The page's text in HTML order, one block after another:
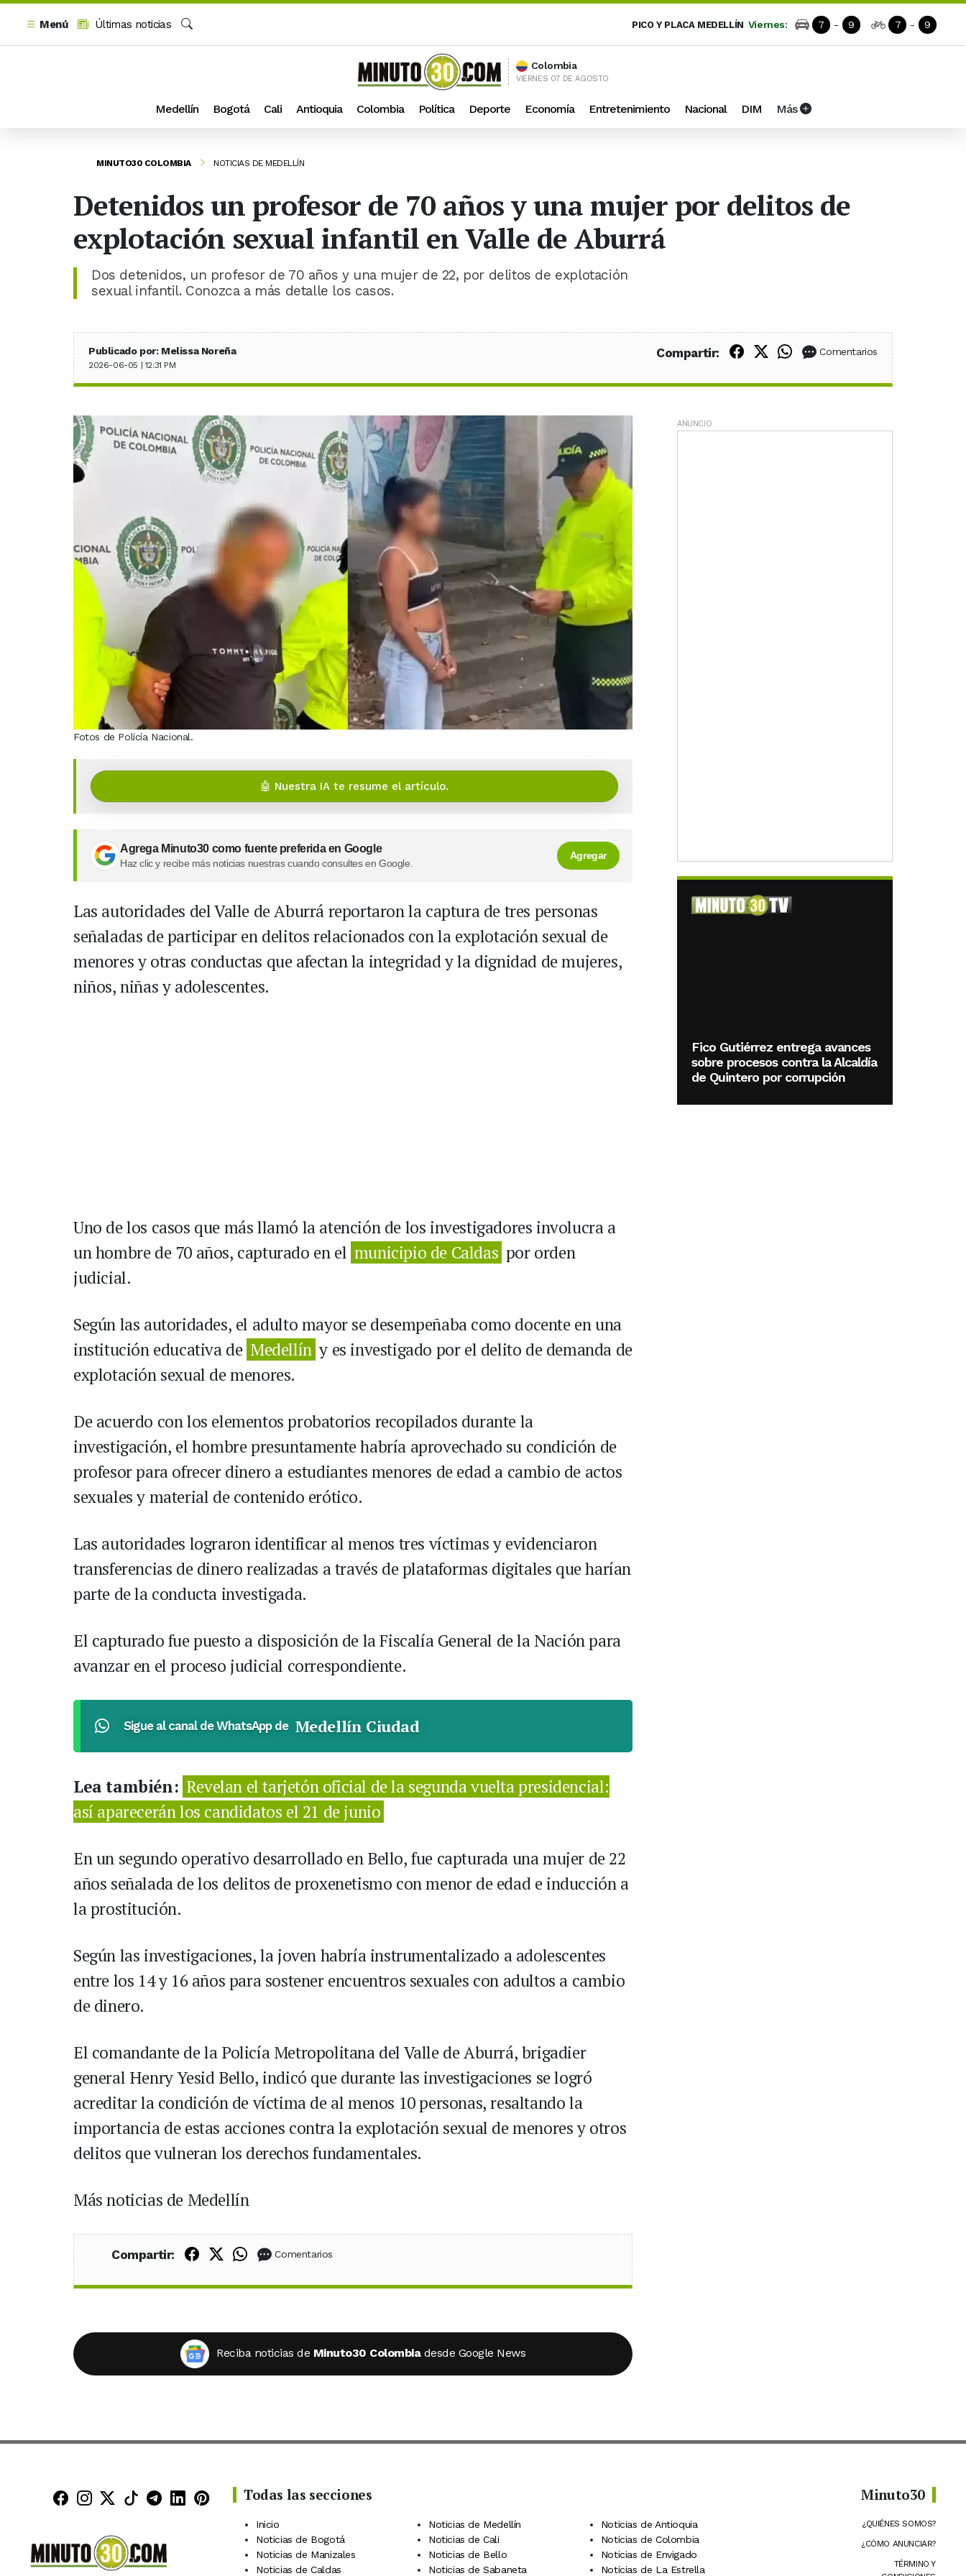
Menú
Últimas noticias
PICO Y PLACA MEDELLÍN Viernes: 7 - 9 7 - 9
Colombia
VIERNES 07 DE AGOSTO
Medellín Bogotá Cali Antioquia Colombia Política Deporte Economía Entretenimiento Nacional DIM Más
MINUTO30 COLOMBIA NOTICIAS DE MEDELLÍN
Detenidos un profesor de 70 años y una mujer por delitos de
explotación sexual infantil en Valle de Aburrá
Dos detenidos, un profesor de 70 años y una mujer de 22, por delitos de explotación
sexual infantil. Conozca a más detalle los casos.
Publicado por: Melissa Noreña
2026-06-05 | 12:31 PM
Compartir: Compartir en Facebook
Compartir en X (Twitter)
Compartir en WhatsApp
Comentarios
Fotos de Policía Nacional.
🤖 Nuestra IA te resume el artículo.
Agrega Minuto30 como fuente preferida en Google
Haz clic y recibe más noticias nuestras cuando consultes en Google.
Agregar
Las autoridades del Valle de Aburrá reportaron la captura de tres personas
señaladas de participar en delitos relacionados con la explotación sexual de
menores y otras conductas que afectan la integridad y la dignidad de mujeres,
niños, niñas y adolescentes.
Uno de los casos que más llamó la atención de los investigadores involucra a
un hombre de 70 años, capturado en el municipio de Caldas por orden
judicial.
Según las autoridades, el adulto mayor se desempeñaba como docente en una
institución educativa de Medellín y es investigado por el delito de demanda de
explotación sexual de menores.
De acuerdo con los elementos probatorios recopilados durante la
investigación, el hombre presuntamente habría aprovechado su condición de
profesor para ofrecer dinero a estudiantes menores de edad a cambio de actos
sexuales y material de contenido erótico.
Las autoridades lograron identificar al menos tres víctimas y evidenciaron
transferencias de dinero realizadas a través de plataformas digitales que harían
parte de la conducta investigada.
El capturado fue puesto a disposición de la Fiscalía General de la Nación para
avanzar en el proceso judicial correspondiente.
Sigue al canal de WhatsApp de Medellín Ciudad
Lea también: Revelan el tarjetón oficial de la segunda vuelta presidencial:
así aparecerán los candidatos el 21 de junio
En un segundo operativo desarrollado en Bello, fue capturada una mujer de 22
años señalada de los delitos de proxenetismo con menor de edad e inducción a
la prostitución.
Según las investigaciones, la joven habría instrumentalizado a adolescentes
entre los 14 y 16 años para sostener encuentros sexuales con adultos a cambio
de dinero.
El comandante de la Policía Metropolitana del Valle de Aburrá, brigadier
general Henry Yesid Bello, indicó que durante las investigaciones se logró
acreditar la condición de víctima de al menos 10 personas, resaltando la
importancia de estas acciones contra la explotación sexual de menores y otros
delitos que vulneran los derechos fundamentales.
Más noticias de Medellín
Compartir: Compartir en Facebook
Compartir en X (Twitter)
Compartir en WhatsApp
Comentarios
Reciba noticias de Minuto30 Colombia desde Google News
ANUNCIO
Fico Gutiérrez entrega avances
sobre procesos contra la Alcaldía
de Quintero por corrupción
Minuto30 en Facebook
Minuto30 en Instagram
Minuto30 en X (Twitter)
Minuto30 en TikTok
Canal de Minuto30 en Telegram
Minuto30 en LinkedIn
Minuto30 en Pinterest
Todas las secciones
Inicio Noticias de Medellín
Noticias de Antioquia
Noticias de Bogotá
Noticias de Cali
Noticias de Colombia
Noticias de Manizales
Noticias de Bello
Noticias de Envigado
Noticias de Caldas
Noticias de Sabaneta Noticias de La Estrella
Minuto30
¿QUIÉNES SOMOS?
¿CÓMO ANUNCIAR?
TÉRMINO Y